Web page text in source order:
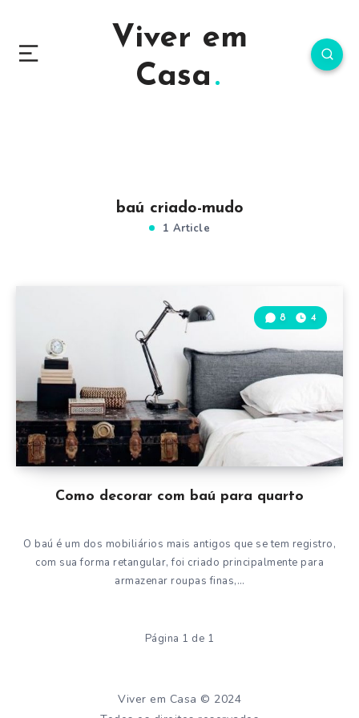
Viver em
Casa
baú criado-mudo
1 Article
Como decorar com baú para quarto
8 4
O baú é um dos mobiliários mais antigos que se tem registro,
com sua forma retangular, foi criado principalmente para
armazenar roupas finas,…
Página 1 de 1
Viver em Casa © 2024